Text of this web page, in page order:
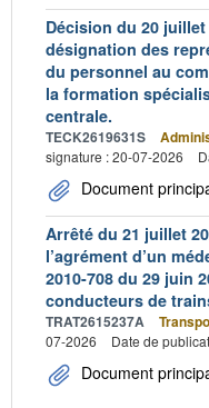
Décision du 20
désignation des
du personnel au
la formation
centrale.
TECK2619631S
signature : 20-07-2026
Document
Arrêté du 21 juillet
l’agrément d’un
2010-708 du 29 juin
conducteurs de
TRAT2615237A
07-2026
Date de
Document